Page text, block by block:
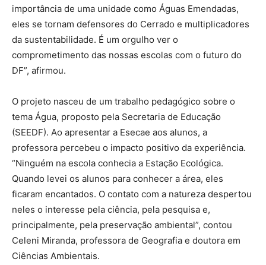
importância de uma unidade como Águas Emendadas,
eles se tornam defensores do Cerrado e multiplicadores
da sustentabilidade. É um orgulho ver o
comprometimento das nossas escolas com o futuro do
DF”, afirmou.
O projeto nasceu de um trabalho pedagógico sobre o
tema Água, proposto pela Secretaria de Educação
(SEEDF). Ao apresentar a Esecae aos alunos, a
professora percebeu o impacto positivo da experiência.
“Ninguém na escola conhecia a Estação Ecológica.
Quando levei os alunos para conhecer a área, eles
ficaram encantados. O contato com a natureza despertou
neles o interesse pela ciência, pela pesquisa e,
principalmente, pela preservação ambiental”, contou
Celeni Miranda, professora de Geografia e doutora em
Ciências Ambientais.